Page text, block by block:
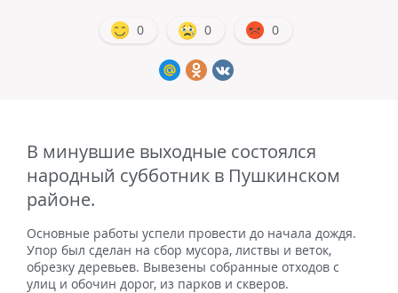
0 0 0
В минувшие выходные состоялся
народный субботник в Пушкинском
районе.
Основные работы успели провести до начала дождя.
Упор был сделан на сбор мусора, листвы и веток,
обрезку деревьев. Вывезены собранные отходов с
улиц и обочин дорог, из парков и скверов.